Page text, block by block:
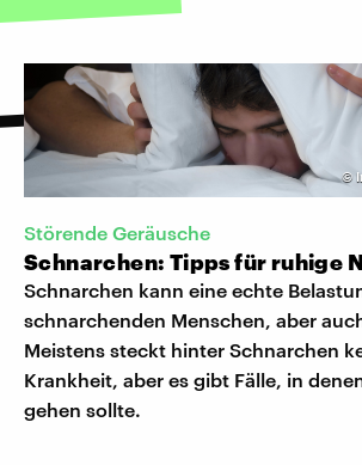
©
Störende Geräusche
Schnarchen: Tipps für ruhige
Schnarchen kann eine echte
schnarchenden Menschen, aber
Meistens steckt hinter Schnarchen
Krankheit, aber es gibt Fälle, in
gehen sollte.